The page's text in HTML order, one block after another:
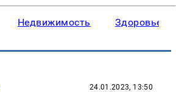
Недвижимость Здоровье
24.01.2023, 13:50